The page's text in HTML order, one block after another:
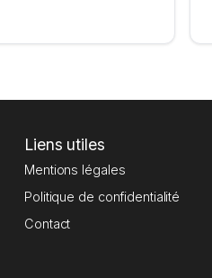
Liens utiles
Mentions légales
Politique de confidentialité
Contact